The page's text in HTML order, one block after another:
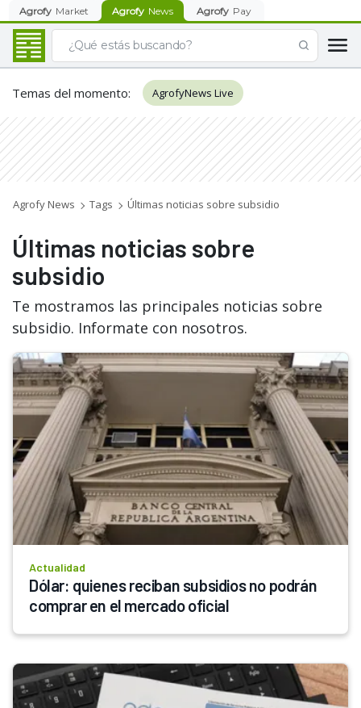
Agrofy Market Agrofy News Agrofy Pay
Temas del momento: AgrofyNews Live
Agrofy News Tags Últimas noticias sobre subsidio
Últimas noticias sobre
subsidio
Te mostramos las principales noticias sobre
subsidio. Informate con nosotros.
Actualidad
Dólar: quienes reciban subsidios no podrán
comprar en el mercado oficial